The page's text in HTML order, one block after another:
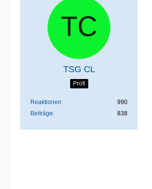
TSG CL
Profi
Reaktionen
990
Beiträge
838